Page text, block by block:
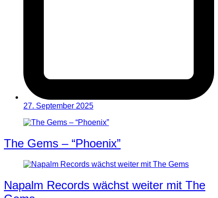
27. September 2025
The Gems – “Phoenix”
Napalm Records wächst weiter mit The